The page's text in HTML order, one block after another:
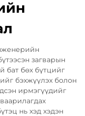
загварын
бат бөх бүтцийг
бэхжүүлэх болон
ирмэгүүдийг
нь хэд хэдэн